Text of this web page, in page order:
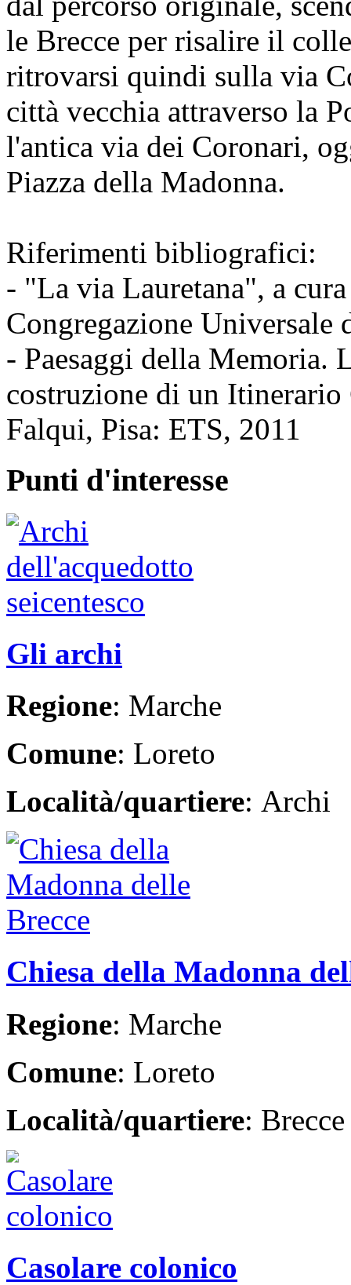
le Brecce per risalire il
ritrovarsi quindi sulla via
città vecchia attraverso la
l'antica via dei Coronari,
Piazza della Madonna.
Riferimenti bibliografici:
- "La via Lauretana", a
Congregazione Universale
- Paesaggi della Memoria.
costruzione di un
Falqui, Pisa: ETS, 2011
Punti d'interesse
Gli archi
Regione: Marche
Comune: Loreto
Località/quartiere: Archi
Chiesa della Madonna
Regione: Marche
Comune: Loreto
Località/quartiere: Brecce
Casolare colonico